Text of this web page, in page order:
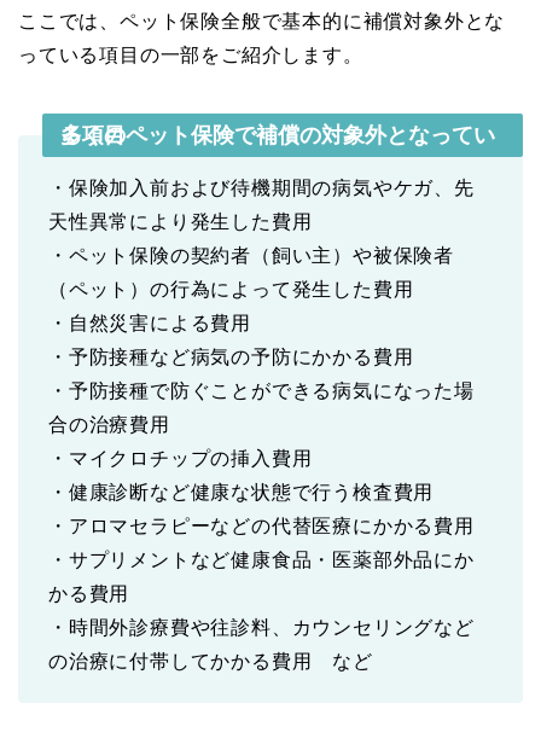
ここでは、ペット保険全般で基本的に補償対象外とな
っている項目の一部をご紹介します。
多くのペット保険で補償の対象外となっている項目
・保険加入前および待機期間の病気やケガ、先
天性異常により発生した費用
・ペット保険の契約者（飼い主）や被保険者
（ペット）の行為によって発生した費用
・自然災害による費用
・予防接種など病気の予防にかかる費用
・予防接種で防ぐことができる病気になった場
合の治療費用
・マイクロチップの挿入費用
・健康診断など健康な状態で行う検査費用
・アロマセラピーなどの代替医療にかかる費用
・サプリメントなど健康食品・医薬部外品にか
かる費用
・時間外診療費や往診料、カウンセリングなど
の治療に付帯してかかる費用 など